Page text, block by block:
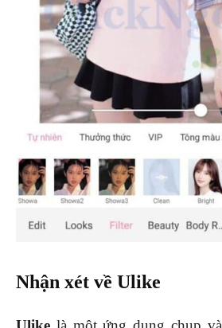
Nhận xét về Ulike